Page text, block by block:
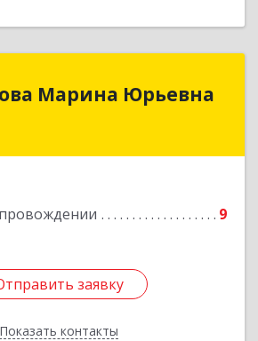
Марина Юрьевна
9
заявку
Показать контакты
заявку
Назад